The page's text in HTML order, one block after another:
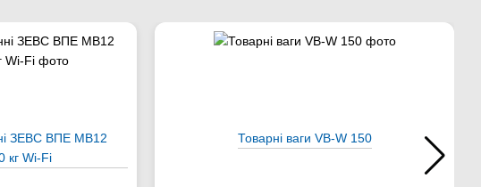
ЗЕВС ВПЕ МВ12
кг Wi-Fi
Товарні ваги VB-W 150